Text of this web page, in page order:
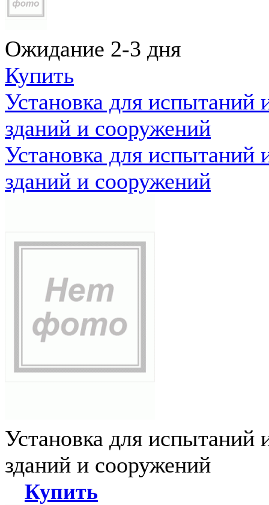
Ожидание 2-3 дня
Купить
Установка для испытаний
зданий и сооружений
Установка для испытаний
зданий и сооружений
Установка для испытаний
зданий и сооружений
Купить